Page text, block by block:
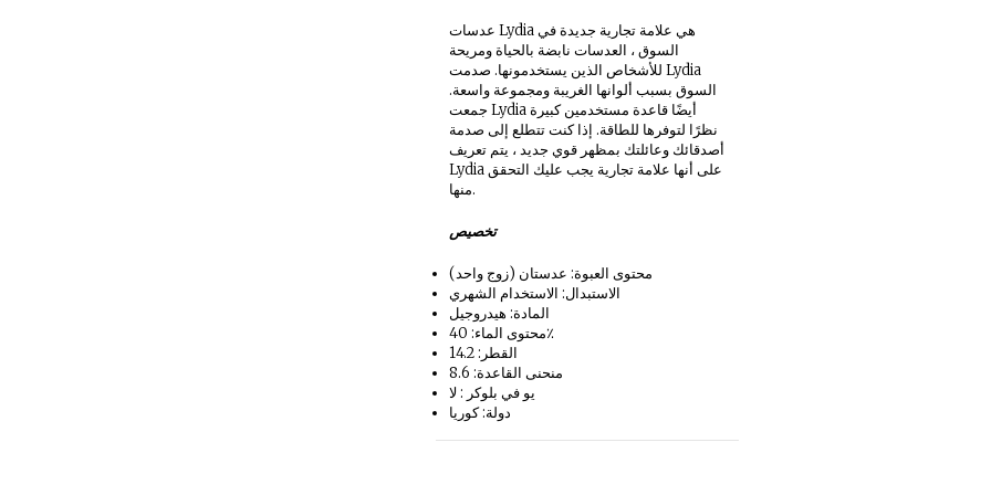
عدسات Lydia هي علامة تجارية جديدة في
السوق ، العدسات نابضة بالحياة ومريحة
للأشخاص الذين يستخدمونها. صدمت Lydia
السوق بسبب ألوانها الغريبة ومجموعة واسعة.
جمعت Lydia أيضًا قاعدة مستخدمين كبيرة
نظرًا لتوفرها للطاقة. إذا كنت تتطلع إلى صدمة
أصدقائك وعائلتك بمظهر قوي جديد ، يتم تعريف
Lydia على أنها علامة تجارية يجب عليك التحقق
منها.
تخصيص
محتوى العبوة: عدستان (زوج واحد)
الاستبدال: الاستخدام الشهري
المادة: هيدروجيل
محتوى الماء: 40٪
القطر: 14.2
منحنى القاعدة: 8.6
يو في بلوكر : لا
دولة: كوريا